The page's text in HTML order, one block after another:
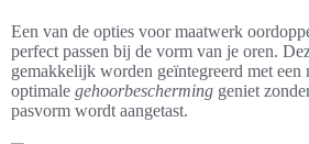
Een van de opties voor maatwerk
perfect passen bij de vorm van je oren.
gemakkelijk worden geïntegreerd met
optimale gehoorbescherming geniet
pasvorm wordt aangetast.